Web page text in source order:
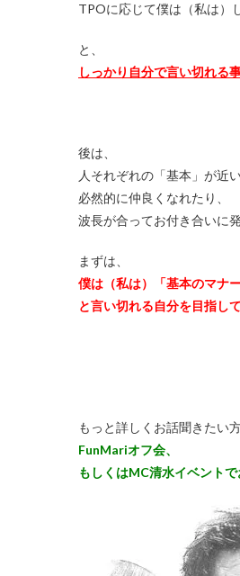
TPOに応じて僕は（私は）
と、
しっかり自分で言い切れる
後は、
人それぞれの「基本」が近
必然的に仲良くなれたり、
波長が合ってお付き合いに
まずは、
僕は（私は）「基本のマナ
と言い切れる自分を目指し
もっと詳しくお話聞きたい方
FunMariオフ会、
もしくはMC清水イベントで